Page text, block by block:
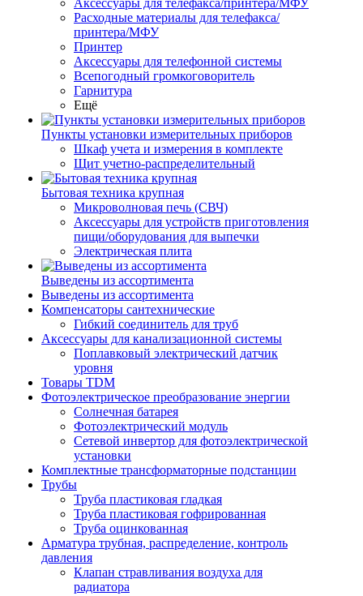
Аксессуары для телефакса/принтера/МФУ
Расходные материалы для телефакса/
принтера/МФУ
Принтер
Аксессуары для телефонной системы
Всепогодный громкоговоритель
Гарнитура
Ещё
Пункты установки измерительных приборов
Шкаф учета и измерения в комплекте
Щит учетно-распределительный
Бытовая техника крупная
Микроволновая печь (СВЧ)
Аксессуары для устройств приготовления
пищи/оборудования для выпечки
Электрическая плита
Выведены из ассортимента
Выведены из ассортимента
Компенсаторы сантехнические
Гибкий соединитель для труб
Аксессуары для канализационной системы
Поплавковый электрический датчик
уровня
Товары TDM
Фотоэлектрическое преобразование энергии
Солнечная батарея
Фотоэлектрический модуль
Сетевой инвертор для фотоэлектрической
установки
Комплектные трансформаторные подстанции
Трубы
Труба пластиковая гладкая
Труба пластиковая гофрированная
Труба оцинкованная
Арматура трубная, распределение, контроль
давления
Клапан стравливания воздуха для
радиатора